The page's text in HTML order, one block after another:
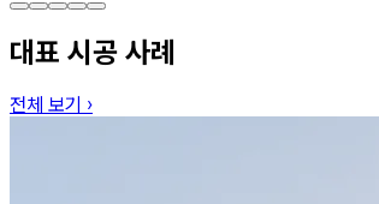
대표 시공 사례
전체 보기 ›